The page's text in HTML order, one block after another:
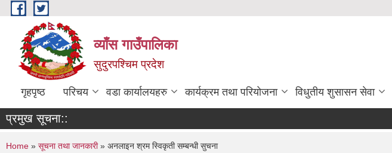
Skip to main content
व्याँस गाउँपालिका
सुदुरपश्चिम प्रदेश
गृहपृष्ठ परिचय वडा कार्यालयहरु कार्यक्रम तथा परियोजना विधुतीय शुसासन सेवा
प्रमुख सूचना::
You are here
Home » सूचना तथा जानकारी» अनलाइन श्रम स्विकृती सम्बन्धी सुचना